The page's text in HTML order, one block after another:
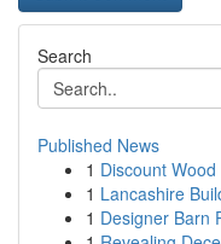
Search
Published News
1 Discount
1 Lancashire
1 Designer Barn